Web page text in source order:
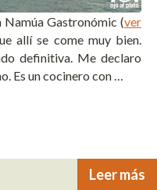
Namúa Gastronómic (ver
allí se come muy bien.
definitiva. Me declaro
Es un cocinero con …
Leer más